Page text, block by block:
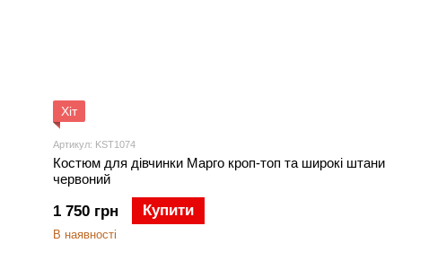
Хіт
Артикул: KST1074
Костюм для дівчинки Марго кроп-топ та широкі штани
червоний
1 750 грн Купити
В наявності